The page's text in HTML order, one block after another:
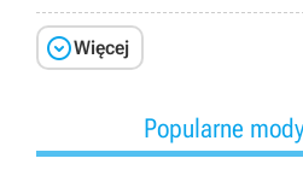
Więcej
Popularne